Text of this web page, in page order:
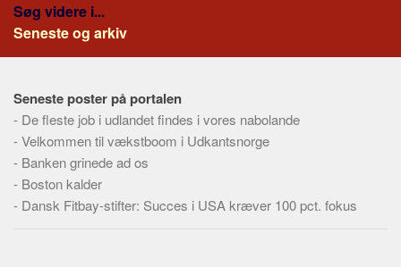
Søg videre i...
Seneste og arkiv
Seneste poster på portalen
- De fleste job i udlandet findes i vores nabolande
-Velkommen til vækstboom i Udkantsnorge
- Banken grinede ad os
- Boston kalder
- Dansk Fitbay-stifter: Succes i USA kræver 100 pct. fokus